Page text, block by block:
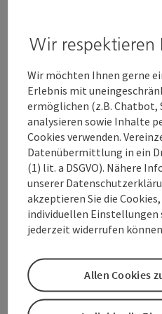
Wir respektieren
Wir möchten Ihnen gerne
Erlebnis mit
ermöglichen (z.B. Chatbot,
analysieren sowie Inhalte
Cookies verwenden.
Datenübermittlung in ein
(1) lit. a DSGVO). Nähere
unserer
akzeptieren Sie die Cookies,
individuellen Einstellungen
jederzeit widerrufen
Allen Cookies